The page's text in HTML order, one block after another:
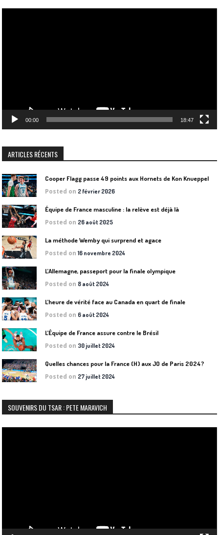
00:00 18:47
ARTICLES RÉCENTS
Cooper Flagg passe 49 points aux Hornets de Kon Knueppel
Posted on 2 février 2026
Équipe de France masculine : la relève est déjà là
Posted on 26 août 2025
La méthode Wemby qui surprend et agace
Posted on16 novembre 2024
L’Allemagne, passeport pour la finale olympique
Posted on 8 août 2024
L’heure de vérité face au Canada en quart de finale
Posted on 6 août 2024
L’Équipe de France assure contre le Brésil
Posted on 30 juillet 2024
Quelles chances pour la France (H) aux JO de Paris 2024?
Posted on 27 juillet 2024
SOUVENIRS DU TSAR : PETE MARAVICH